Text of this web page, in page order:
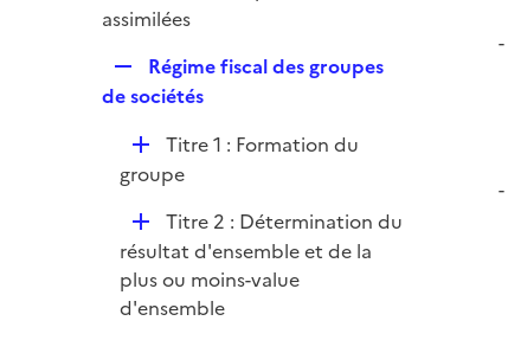
ié
i
e
r
assimilées
e
l
i
e
r
Régime fiscal des groupes
de sociétés
D
é
i
e
r
Titre 1 : Formation du
groupe
D
é
p
l
Titre 2 : Détermination du
résultat d'ensemble et de la
plus ou moins-value
d'ensemble